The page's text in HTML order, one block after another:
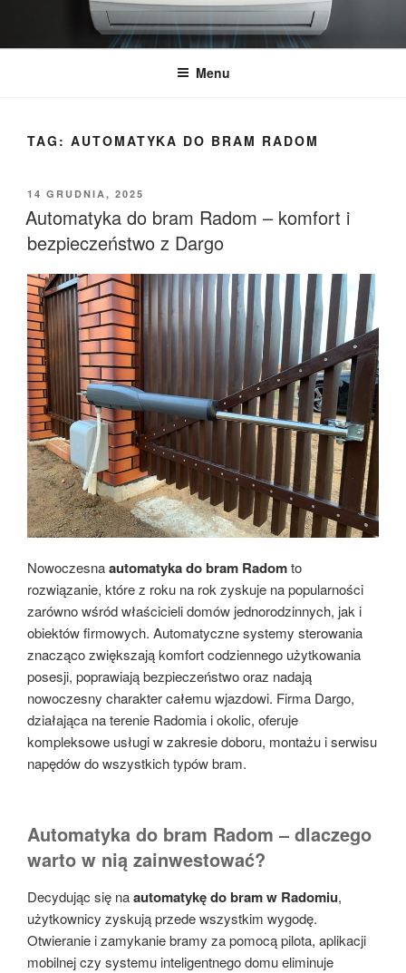
treści
Menu
TAG: AUTOMATYKA DO BRAM RADOM
OPUBLIKOWANE
W
14 GRUDNIA, 2025
Automatyka do bram Radom – komfort i
bezpieczeństwo z Dargo
Nowoczesnaautomatyka do bram Radomto
rozwiązanie, które z roku na rok zyskuje na popularności
zarówno wśród właścicieli domów jednorodzinnych, jak i
obiektów firmowych. Automatyczne systemy sterowania
znacząco zwiększają komfort codziennego użytkowania
posesji, poprawiają bezpieczeństwo oraz nadają
nowoczesny charakter całemu wjazdowi. Firma Dargo,
działająca na terenie Radomia i okolic, oferuje
kompleksowe usługi w zakresie doboru, montażu i serwisu
napędów do wszystkich typów bram.
Automatyka do bram Radom – dlaczego
warto w nią zainwestować?
Decydując się naautomatykę do bram w Radomiu,
użytkownicy zyskują przede wszystkim wygodę.
Otwieranie i zamykanie bramy za pomocą pilota, aplikacji
mobilnej czy systemu inteligentnego domu eliminuje